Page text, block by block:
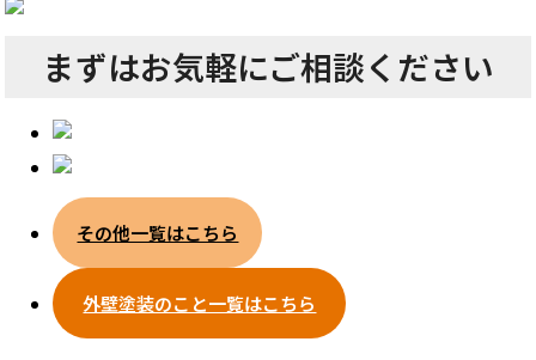
まずはお気軽にご相談ください
その他一覧はこちら
外壁塗装のこと一覧はこちら